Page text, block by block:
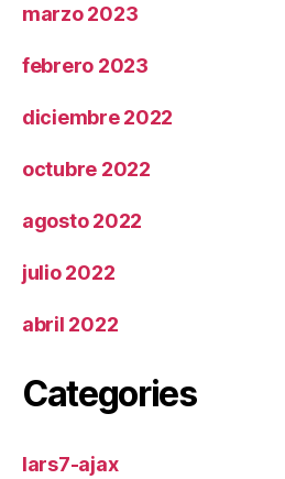
marzo 2023
febrero 2023
diciembre 2022
octubre 2022
agosto 2022
julio 2022
abril 2022
Categories
lars7-ajax